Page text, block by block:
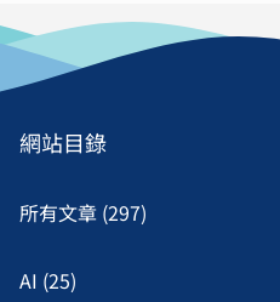
網站目錄
所有文章 (297)
AI (25)